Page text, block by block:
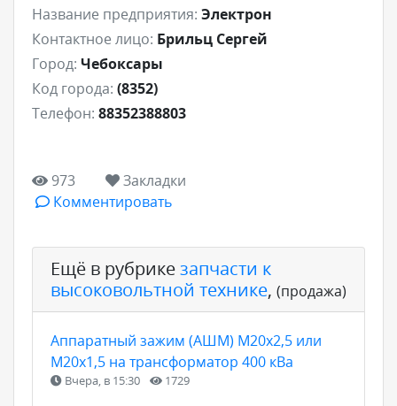
Название предприятия: Электрон
Контактное лицо: Брильц Сергей
Город: Чебоксары
Код города: (8352)
Телефон: 88352388803
973
Закладки
Комментировать
Ещё в рубрикезапчасти к
высоковольтной технике, (продажа)
Аппаратный зажим (АШМ) М20х2,5 или
М20х1,5 на трансформатор 400 кВа
Вчера, в 15:30 1729